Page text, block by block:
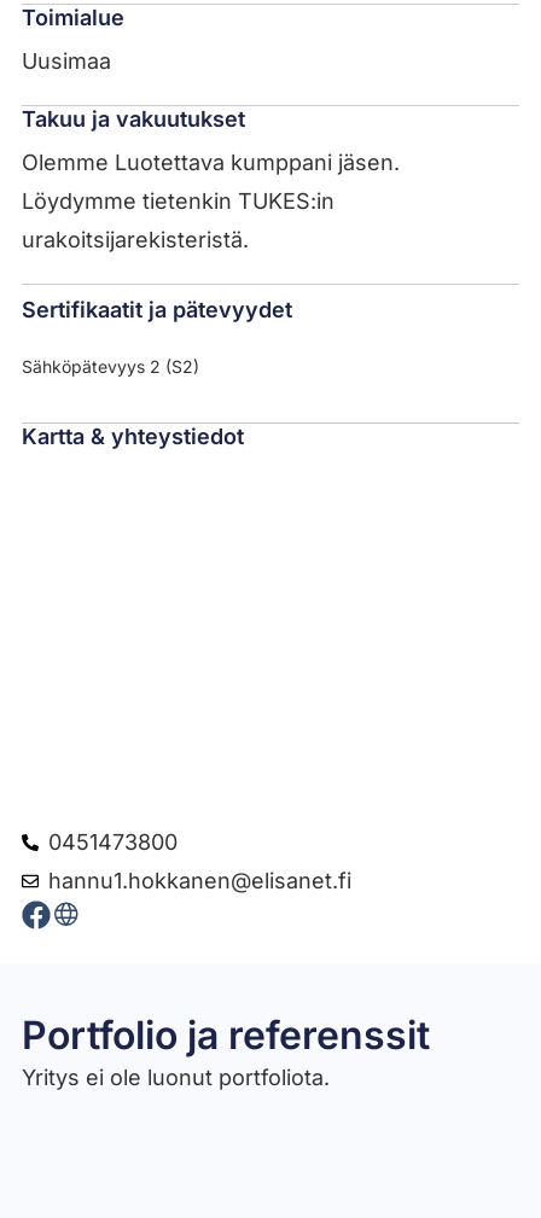
Toimialue
Uusimaa
Takuu ja vakuutukset
Olemme Luotettava kumppani jäsen.
Löydymme tietenkin TUKES:in
urakoitsijarekisteristä.
Sertifikaatit ja pätevyydet
Sähköpätevyys 2 (S2)
Kartta & yhteystiedot
0451473800
hannu1.hokkanen@elisanet.fi
Portfolio ja referenssit
Yritys ei ole luonut portfoliota.